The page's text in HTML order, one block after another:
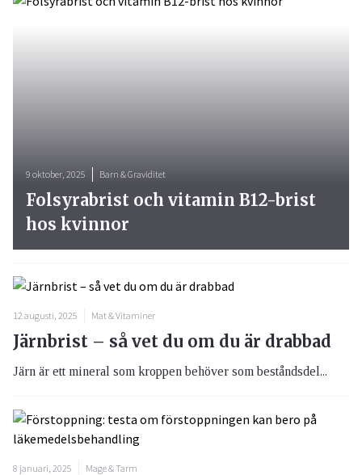
9 oktober, 2025 Barn & Graviditet
Folsyrabrist och vitamin B12-brist
hos kvinnor
12 augusti, 2025 Mat & Vitaminer
Järnbrist – så vet du om du är drabbad
Järn är ett mineral som kroppen behöver som beståndsdel...
8 januari, 2025 Mage & Tarm